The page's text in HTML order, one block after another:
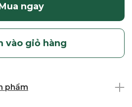
ngay
vào giỏ hàng
phẩm